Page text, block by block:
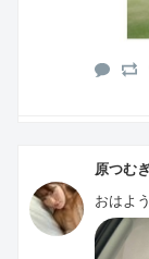
原つむ
おはよ